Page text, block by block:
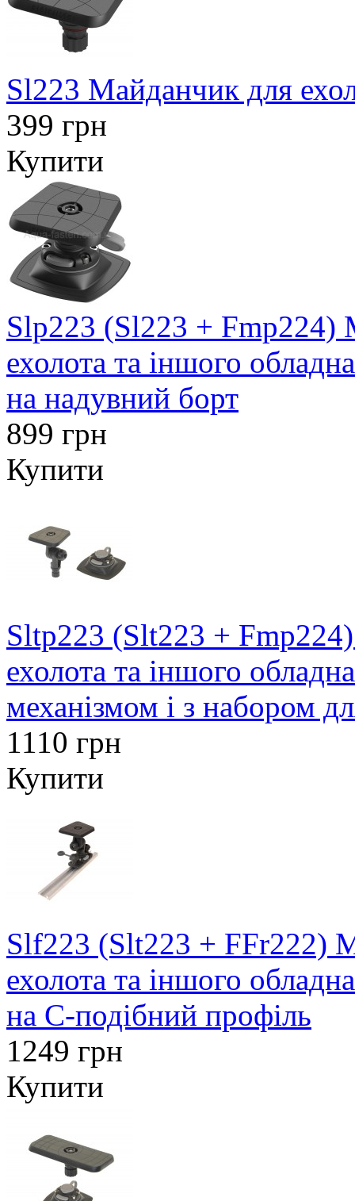
Sl223 Майданчик для
399 грн
Купити
Slp223 (Sl223 +
ехолота та іншого
на надувний борт
899 грн
Купити
Sltp223 (Slt223 +
ехолота та іншого
механізмом і з набором
1110 грн
Купити
Slf223 (Slt223 + FFr222)
ехолота та іншого
на C-подібний профіль
1249 грн
Купити